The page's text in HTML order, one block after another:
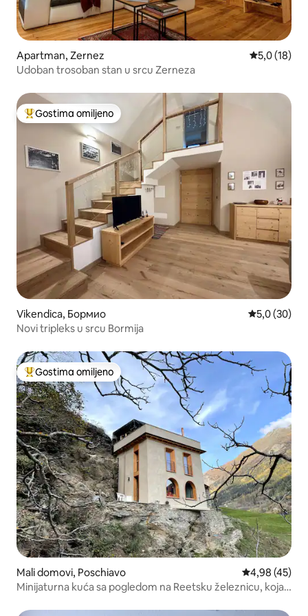
Apartman, Zernez Prosečna
5,0 (18)
Udoban trosoban stan u srcu Zerneza
Najuspešniji među gostima omiljenim
Gostima omiljeno
Vikendica, Бормио Prosečna
5,0 (30)
Novi tripleks u srcu Bormija
Najuspešniji među gostima omiljenim
Gostima omiljeno
Mali domovi, Poschiavo Prosečna
4,98 (45)
Minijaturna kuća sa pogledom na Reetsku železnicu, koja